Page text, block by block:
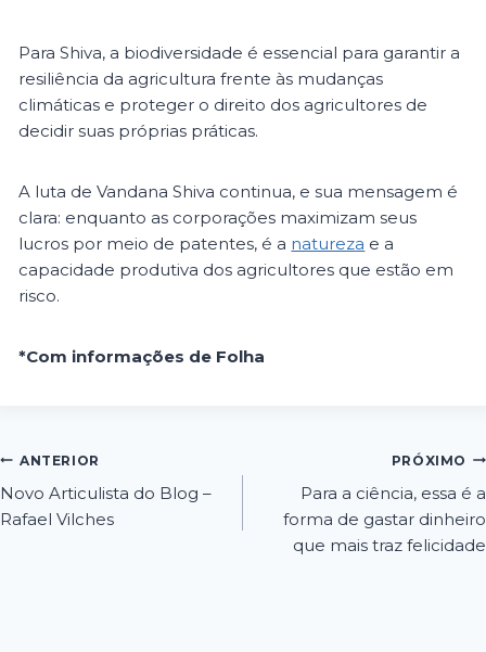
Para Shiva, a biodiversidade é essencial para garantir a
resiliência da agricultura frente às mudanças
climáticas e proteger o direito dos agricultores de
decidir suas próprias práticas.
A luta de Vandana Shiva continua, e sua mensagem é
clara: enquanto as corporações maximizam seus
lucros por meio de patentes, é a natureza e a
capacidade produtiva dos agricultores que estão em
risco.
*Com informações de Folha
ANTERIOR
Novo Articulista do Blog –
Rafael Vilches
PRÓXIMO
Para a ciência, essa é a
forma de gastar dinheiro
que mais traz felicidade